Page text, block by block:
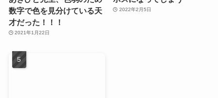
数字で色を見分けている天
才だった！！！
2021年1月22日
2022年2月5日